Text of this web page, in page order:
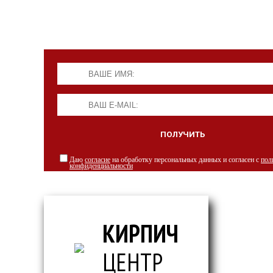
Даю согласие на обработку персональных данных и согласен с
конфиденциальности
КИРПИЧ
ЦЕНТР